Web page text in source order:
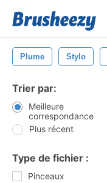
Plume Stylo
Trier par:
Meilleure
correspondance
Plus récent
Type de fichier :
Pinceaux